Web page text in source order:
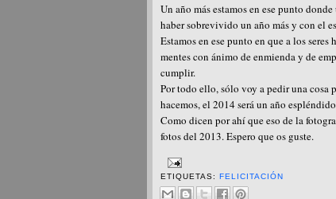
Un año más estamos en ese punto
haber sobrevivido un año más y con el
Estamos en ese punto en que a los
mentes con ánimo de enmienda y de
cumplir.
Por todo ello, sólo voy a pedir una cosa
hacemos, el 2014 será un año
Como dicen por ahí que eso de la
fotos del 2013. Espero que os guste.
ETIQUETAS:FELICITACIÓN